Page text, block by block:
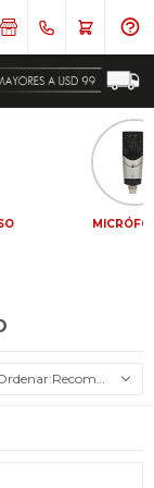
Recomendados